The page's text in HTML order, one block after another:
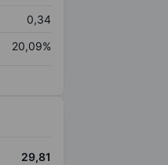
0,34
20,09%
29,81